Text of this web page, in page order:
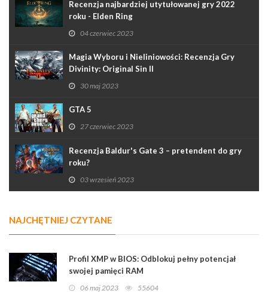
Recenzja najbardziej utytułowanej gry 2022
roku - Elden Ring
04 czerwiec 2023
Magia Wyboru i Nieliniowości: Recenzja Gry
Divinity: Original Sin II
30 maj 2023
GTA 5
27 czerwiec 2023
Recenzja Baldur's Gate 3 – pretendent do gry
roku?
03 wrzesień 2023
NAJCHĘTNIEJ CZYTANE
Profil XMP w BIOS: Odblokuj pełny potencjał
swojej pamięci RAM
06 maj 2023 55604